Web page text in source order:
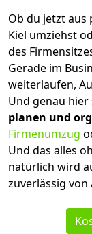
Ob du jetzt aus
Kiel umziehst
des
Gerade im
weiterlaufen,
Und genau
planen und
Firmenumzug
Und das alles
natürlich wird
zuverlässig